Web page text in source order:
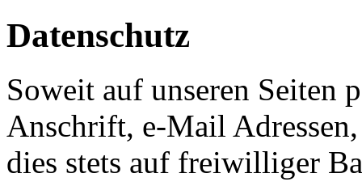
Datenschutz
Soweit auf unseren Seiten
Anschrift, e-Mail
dies stets auf freiwilliger